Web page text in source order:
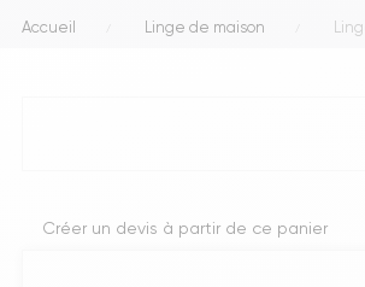
Literie
Accueil Linge de maison
Créer un devis à partir de ce panier